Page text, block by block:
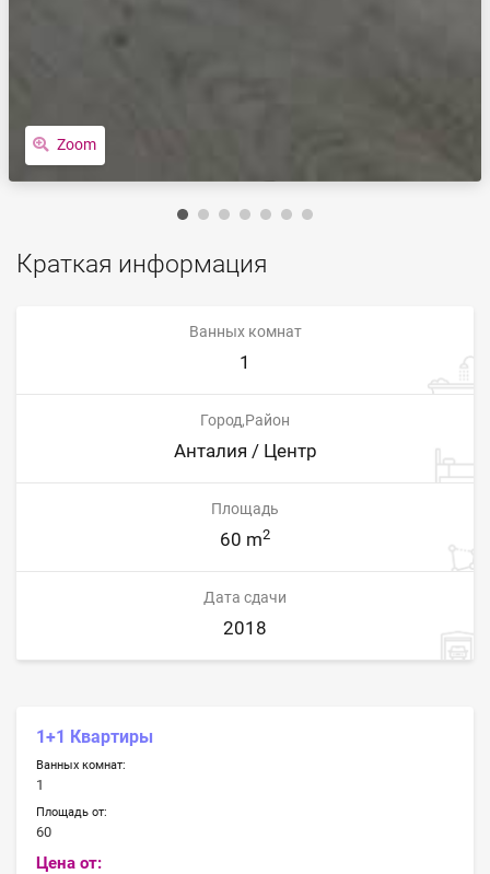
Zoom
Краткая информация
Ванных комнат
1
Город,Район
Анталия / Центр
Площадь
60 m2
Дата сдачи
2018
1+1 Квартиры
Ванных комнат:
1
Площадь от:
60
Цена от: